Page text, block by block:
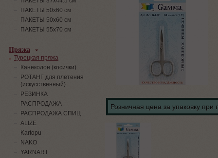
Розничная цена за упаковку при
ПАКЕТЫ 50х60 см
ПАКЕТЫ 50х60 см
ПАКЕТЫ 55х70 см
Пряжа
Турецкая пряжа
Канеколон (косички)
РОТАНГ для плетения
(искусственный)
PЕЗИНКА
РАСПРОДАЖА
РАСПРОДАЖА СПИЦ
ALIZE
Kartopu
NAKO
YARNART